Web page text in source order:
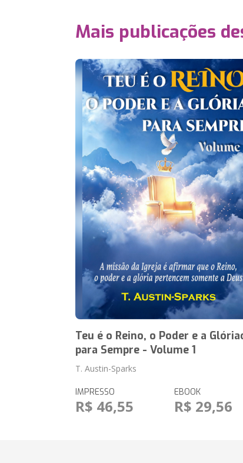
Mais publicações
Teu é o Reino, o Poder e a
para Sempre - Volume 1
T. Austin-Sparks
IMPRESSO
R$ 46,55
EBOOK
R$ 29,56